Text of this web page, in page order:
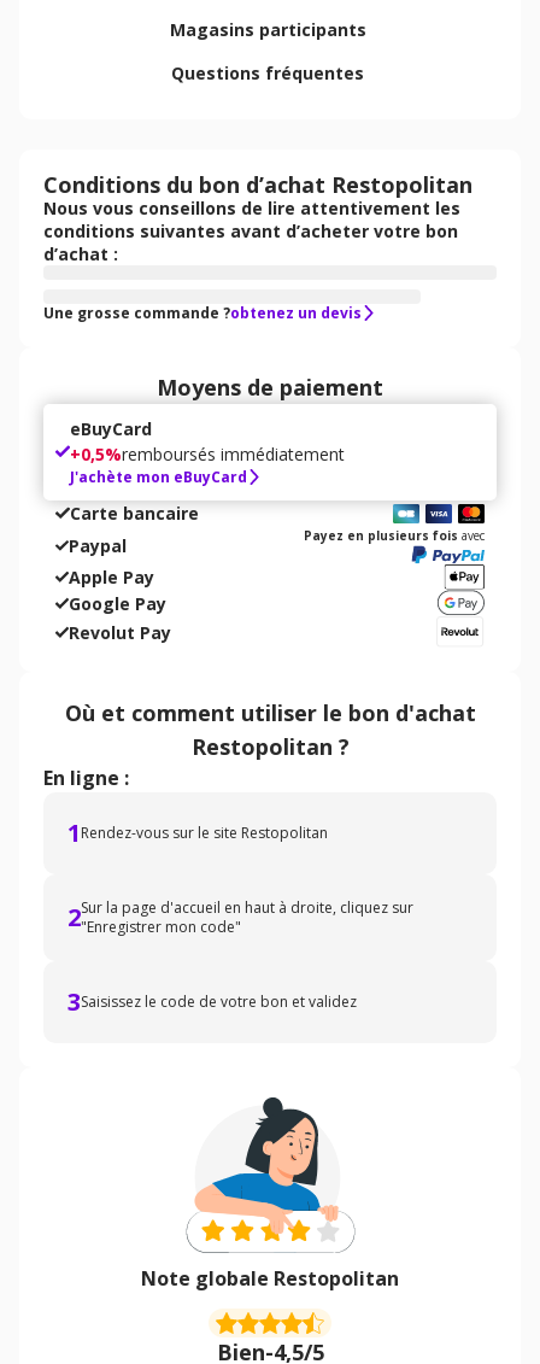
Magasins participants
Questions fréquentes
Conditions du bon d’achat Restopolitan
Nous vous conseillons de lire attentivement les
conditions suivantes avant d’acheter votre bon
d’achat :
Une grosse commande ?obtenez un devis
Moyens de paiement
eBuyCard
+0,5%remboursés immédiatement
J'achète mon eBuyCard
Carte bancaire
Paypal
Payez en plusieurs fois avec
Apple Pay
Google Pay
Revolut Pay
Où et comment utiliser le bon d'achat
Restopolitan ?
En ligne :
1 Rendez-vous sur le site Restopolitan
2Sur la page d'accueil en haut à droite, cliquez sur
"Enregistrer mon code"
3Saisissez le code de votre bon et validez
Note globale Restopolitan
Bien-4,5/5